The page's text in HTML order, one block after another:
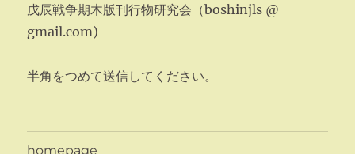
戊辰戦争期木版刊行物研究会（boshinjls @
gmail.com)
半角をつめて送信してください。
homepage